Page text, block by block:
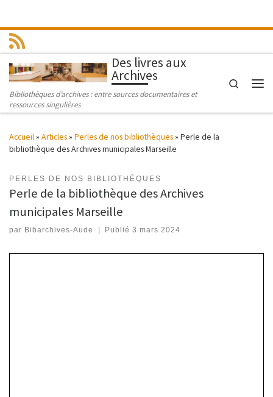
Des livres aux
Archives
Bibliothèques d’archives : entre sources documentaires et
ressources singulières
Search
Accueil» Articles» Perles de nos bibliothèques» Perle de la
bibliothèque des Archives municipales Marseille
PERLES DE NOS BIBLIOTHÈQUES
Perle de la bibliothèque des Archives
municipales Marseille
par Bibarchives-Aude Publié3 mars 2024